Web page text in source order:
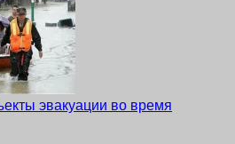
эвакуации во время